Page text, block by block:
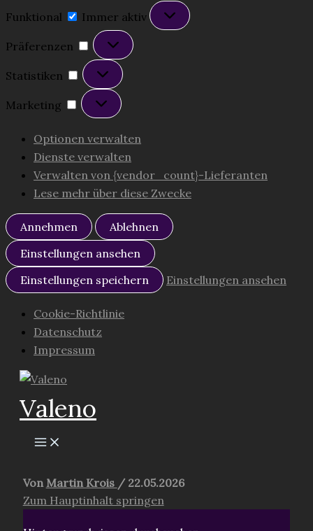
Funktional
Immer aktiv
Präferenzen
Präferenzen
Statistiken
Statistiken
Marketing
Marketing
Optionen verwalten
Dienste verwalten
Verwalten von {vendor_count}-Lieferanten
Lese mehr über diese Zwecke
Annehmen
Ablehnen
Einstellungen ansehen
Einstellungen speichern
Einstellungen ansehen
Cookie-Richtlinie
Datenschutz
Impressum
Zum
Inhalt
springen
Valeno
Von Martin Krois / 22.05.2026
Zum Hauptinhalt springen